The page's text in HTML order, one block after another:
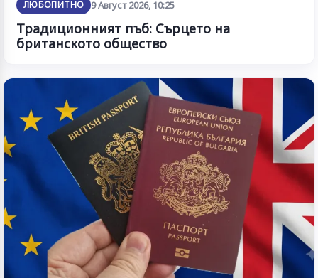
ЛЮБОПИТНО 9 Август 2026, 10:25
Традиционният пъб: Сърцето на
британското общество